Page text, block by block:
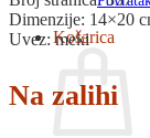
Košarica
Dimenzije: 14×20
Uvez: meki
Na zalihi